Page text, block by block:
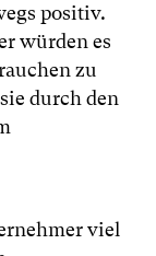
positiv.
würden es
zu
durch den
viel